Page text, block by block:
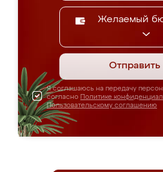
Желаемый
Отправить
Я соглашаюсь на передачу
согласно Политике
Пользовательскому соглашению